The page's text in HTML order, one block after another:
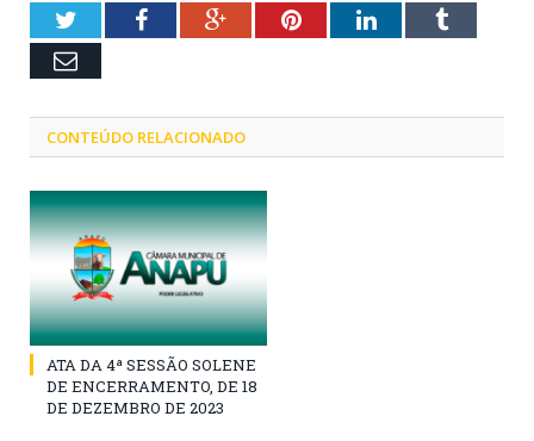
TwitterFacebookGoogle+PinterestLinkedInTumblr
Email
CONTEÚDO RELACIONADO
ATA DA 4ª SESSÃO SOLENE
DE ENCERRAMENTO, DE 18
DE DEZEMBRO DE 2023